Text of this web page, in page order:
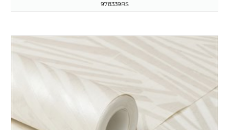
978339RS